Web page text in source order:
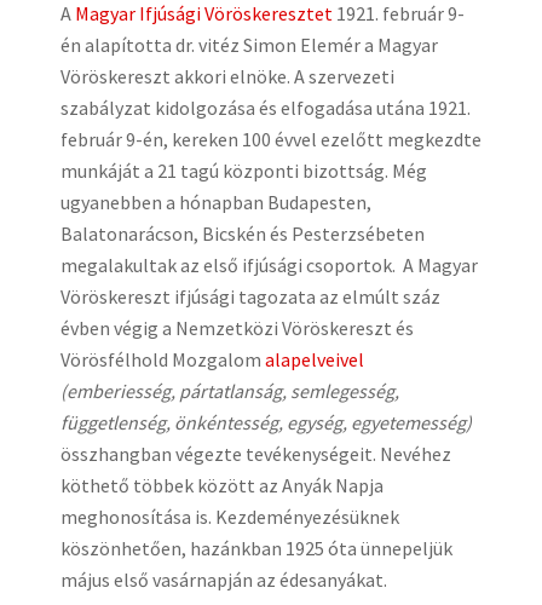
A Magyar Ifjúsági Vöröskeresztet 1921. február 9-
én alapította dr. vitéz Simon Elemér a Magyar
Vöröskereszt akkori elnöke. A szervezeti
szabályzat kidolgozása és elfogadása utána 1921.
február 9-én, kereken 100 évvel ezelőtt megkezdte
munkáját a 21 tagú központi bizottság. Még
ugyanebben a hónapban Budapesten,
Balatonarácson, Bicskén és Pesterzsébeten
megalakultak az első ifjúsági csoportok. A Magyar
Vöröskereszt ifjúsági tagozata az elmúlt száz
évben végig a Nemzetközi Vöröskereszt és
Vörösfélhold Mozgalom alapelveivel
(emberiesség, pártatlanság, semlegesség,
függetlenség, önkéntesség, egység, egyetemesség)
összhangban végezte tevékenységeit. Nevéhez
köthető többek között az Anyák Napja
meghonosítása is. Kezdeményezésüknek
köszönhetően, hazánkban 1925 óta ünnepeljük
május első vasárnapján az édesanyákat.